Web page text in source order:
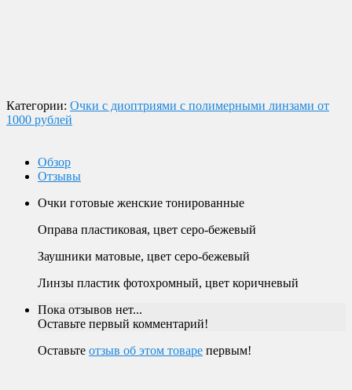
Категории: Очки с диоптриями с полимерными линзами от
1000 рублей
Обзор
Отзывы
Очки готовые женские тонированные
Оправа пластиковая, цвет серо-бежевый
Заушники матовые, цвет серо-бежевый
Линзы пластик фотохромный, цвет коричневый
Пока отзывов нет...
Оставьте первый комментарий!
Оставьте отзыв об этом товаре первым!